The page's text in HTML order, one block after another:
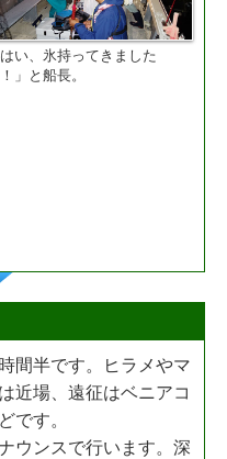
はい、氷持ってきました
」と船長。
間半です。ヒラメやマ
近場、遠征はベニアコ
です。
ウンスで行います。深